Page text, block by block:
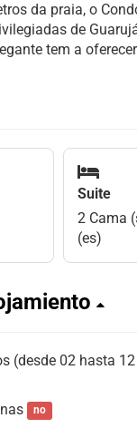
da praia, o
de
tem a
Suite
2 Cama
(es)
(desde 02 hasta 12
no